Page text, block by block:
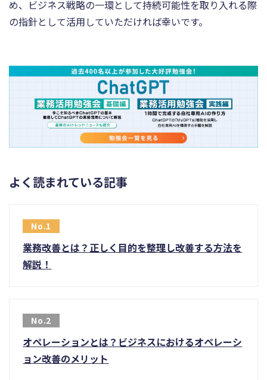
め、ビジネス戦略の一環として持続可能性を取り入れる際
の指針として活用していただければ幸いです。
よく読まれている記事
業務改善とは？正しく目的を整理し改善する方法を
解説！
オペレーションとは？ビジネスにおけるオペレーシ
ョン改善のメリット